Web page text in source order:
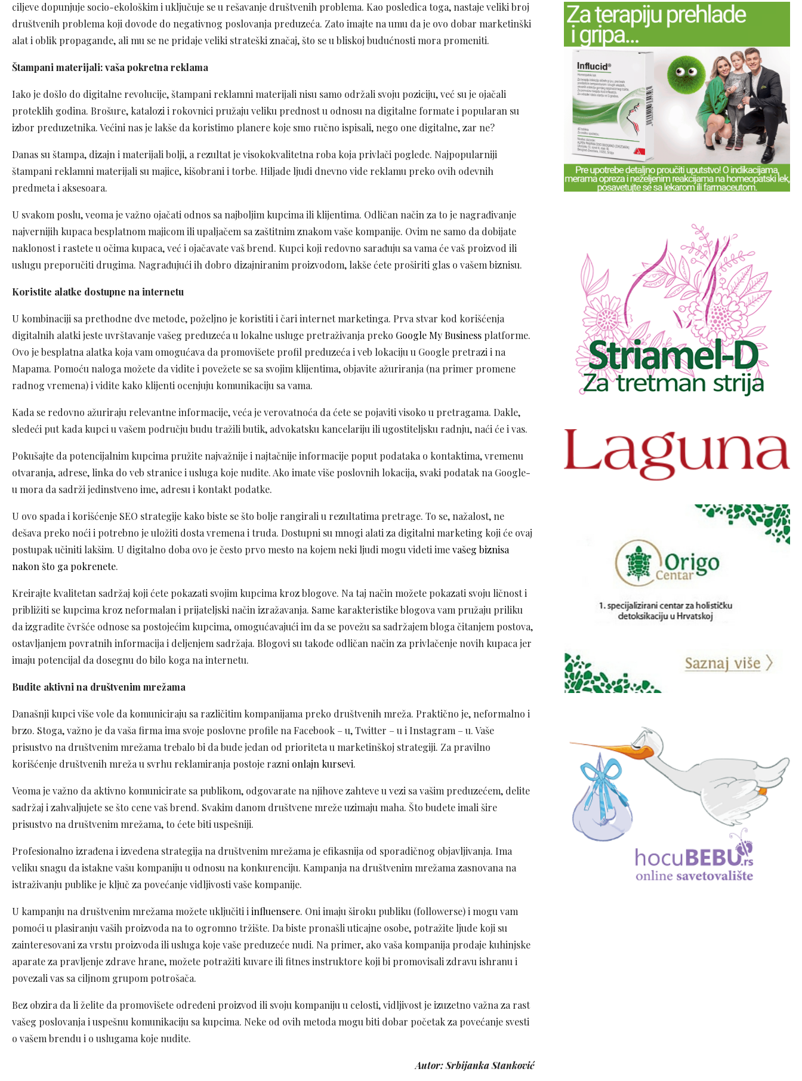
ciljeve dopunjuje socio-ekološkim i uključuje se u rešavanje društvenih problema. Kao posledica toga, nastaje veliki broj
društvenih problema koji dovode do negativnog poslovanja preduzeća. Zato imajte na umu da je ovo dobar marketinški
alat i oblik propagande, ali mu se ne pridaje veliki strateški značaj, što se u bliskoj budućnosti mora promeniti.
Štampani materijali: vaša pokretna reklama
Iako je došlo do digitalne revolucije, štampani reklamni materijali nisu samo održali svoju poziciju, već su je ojačali
proteklih godina. Brošure, katalozi i rokovnici pružaju veliku prednost u odnosu na digitalne formate i popularan su
izbor preduzetnika. Većini nas je lakše da koristimo planere koje smo ručno ispisali, nego one digitalne, zar ne?
Danas su štampa, dizajn i materijali bolji, a rezultat je visokokvalitetna roba koja privlači poglede. Najpopularniji
štampani reklamni materijali su majice, kišobrani i torbe. Hiljade ljudi dnevno vide reklamu preko ovih odevnih
predmeta i aksesoara.
U svakom poslu, veoma je važno ojačati odnos sa najboljim kupcima ili klijentima. Odličan način za to je nagrađivanje
najvernijih kupaca besplatnom majicom ili upaljačem sa zaštitnim znakom vaše kompanije. Ovim ne samo da dobijate
naklonost i rastete u očima kupaca, već i ojačavate vaš brend. Kupci koji redovno sarađuju sa vama će vaš proizvod ili
uslugu preporučiti drugima. Nagrađujući ih dobro dizajniranim proizvodom, lakše ćete proširiti glas o vašem biznisu.
Koristite alatke dostupne na internetu
U kombinaciji sa prethodne dve metode, poželjno je koristiti i čari internet marketinga. Prva stvar kod korišćenja
digitalnih alatki jeste uvrštavanje vašeg preduzeća u lokalne usluge pretraživanja preko Google My Business platforme.
Ovo je besplatna alatka koja vam omogućava da promovišete profil preduzeća i veb lokaciju u Google pretrazi i na
Mapama. Pomoću naloga možete da vidite i povežete se sa svojim klijentima, objavite ažuriranja (na primer promene
radnog vremena) i vidite kako klijenti ocenjuju komunikaciju sa vama.
Kada se redovno ažuriraju relevantne informacije, veća je verovatnoća da ćete se pojaviti visoko u pretragama. Dakle,
sledeći put kada kupci u vašem području budu tražili butik, advokatsku kancelariju ili ugostiteljsku radnju, naći će i vas.
Pokušajte da potencijalnim kupcima pružite najvažnije i najtačnije informacije poput podataka o kontaktima, vremenu
otvaranja, adrese, linka do veb stranice i usluga koje nudite. Ako imate više poslovnih lokacija, svaki podatak na Google-
u mora da sadrži jedinstveno ime, adresu i kontakt podatke.
U ovo spada i korišćenje SEO strategije kako biste se što bolje rangirali u rezultatima pretrage. To se, nažalost, ne
dešava preko noći i potrebno je uložiti dosta vremena i truda. Dostupni su mnogi alati za digitalni marketing koji će ovaj
postupak učiniti lakšim. U digitalno doba ovo je često prvo mesto na kojem neki ljudi mogu videti imevašeg biznisa
nakon što ga pokrenete.
Kreirajte kvalitetan sadržaj koji ćete pokazati svojim kupcima kroz blogove. Na taj način možete pokazati svoju ličnost i
približiti se kupcima kroz neformalan i prijateljski način izražavanja. Same karakteristike blogova vam pružaju priliku
da izgradite čvršće odnose sa postojećim kupcima, omogućavajući im da se povežu sa sadržajem bloga čitanjem postova,
ostavljanjem povratnih informacija i deljenjem sadržaja. Blogovi su takođe odličan način za privlačenje novih kupaca jer
imaju potencijal da dosegnu do bilo koga na internetu.
Budite aktivni na društvenim mrežama
Današnji kupci više vole da komuniciraju sa različitim kompanijama preko društvenih mreža. Praktično je, neformalno i
brzo. Stoga, važno je da vaša firma ima svoje poslovne profile na Facebook – u, Twitter – u i Instagram – u. Vaše
prisustvo na društvenim mrežama trebalo bi da bude jedan od prioriteta u marketinškoj strategiji. Za pravilno
korišćenje društvenih mreža u svrhu reklamiranja postoje razni onlajn kursevi.
Veoma je važno da aktivno komunicirate sa publikom, odgovarate na njihove zahteve u vezi sa vašim preduzećem, delite
sadržaj i zahvaljujete se što cene vaš brend. Svakim danom društvene mreže uzimaju maha. Što budete imali šire
prisustvo na društvenim mrežama, to ćete biti uspešniji.
Profesionalno izrađena i izvedena strategija na društvenim mrežama je efikasnija od sporadičnog objavljivanja. Ima
veliku snagu da istakne vašu kompaniju u odnosu na konkurenciju. Kampanja na društvenim mrežama zasnovana na
istraživanju publike je ključ za povećanje vidljivosti vaše kompanije.
U kampanju na društvenim mrežama možete uključiti iinfluensere. Oni imaju široku publiku (followerse) i mogu vam
pomoći u plasiranju vaših proizvoda na to ogromno tržište. Da biste pronašli uticajne osobe, potražite ljude koji su
zainteresovani za vrstu proizvoda ili usluga koje vaše preduzeće nudi. Na primer, ako vaša kompanija prodaje kuhinjske
aparate za pravljenje zdrave hrane, možete potražiti kuvare ili fitnes instruktore koji bi promovisali zdravu ishranu i
povezali vas sa ciljnom grupom potrošača.
Bez obzira da li želite da promovišete određeni proizvod ili svoju kompaniju u celosti, vidljivost je izuzetno važna za rast
vašeg poslovanja i uspešnu komunikaciju sa kupcima. Neke od ovih metoda mogu biti dobar početak za povećanje svesti
o vašem brendu i o uslugama koje nudite.
Autor: Srbijanka Stanković